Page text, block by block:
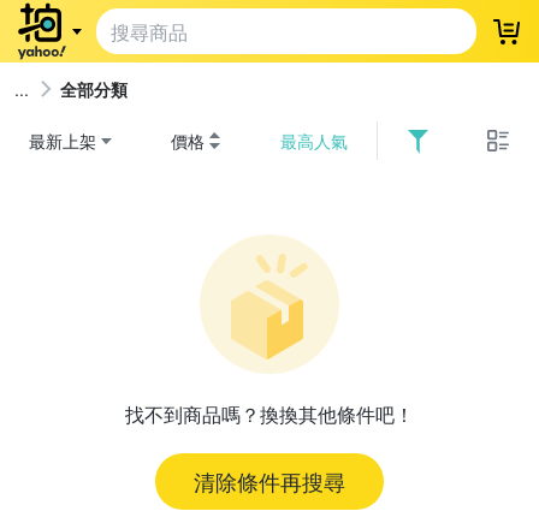
登
全部分類
最新上架 價格 最高人氣
找不到商品嗎？換換其他條件吧！
清除條件再搜尋